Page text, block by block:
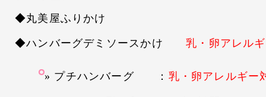
◆丸美屋ふりかけ
◆ハンバーグデミソースかけ乳・卵アレル
プチハンバーグ ： 乳・卵アレルギー